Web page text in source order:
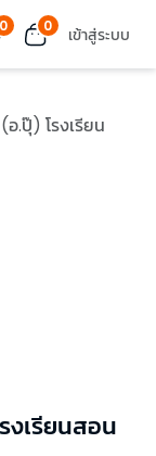
0 0 เข้าสู่ระบบ
.ปุ๊) โรงเรียน
เรียนสอน